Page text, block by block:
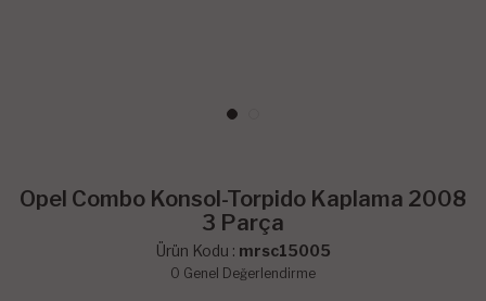
Opel Combo Konsol-Torpido Kaplama 2008
3 Parça
Ürün Kodu : mrsc15005
0 Genel Değerlendirme